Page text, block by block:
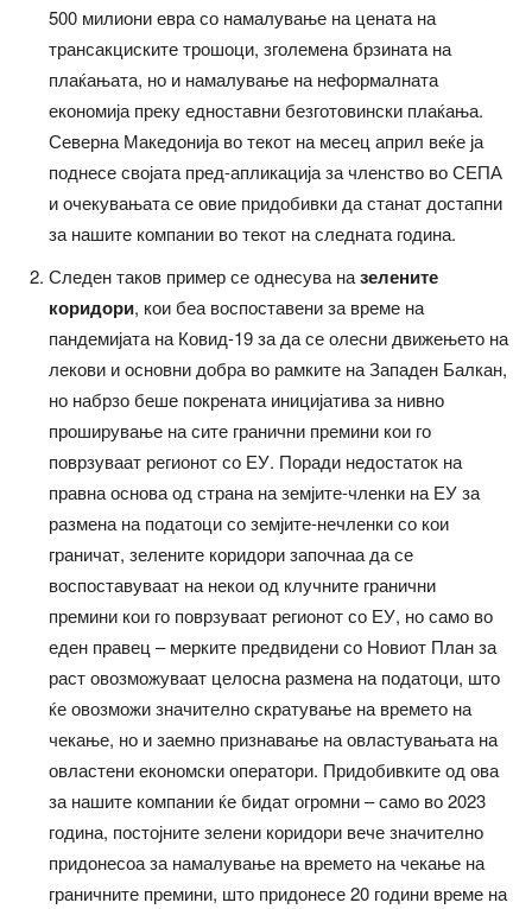
500 милиони евра со намалување на цената на
трансакциските трошоци, зголемена брзината на
плаќањата, но и намалување на неформалната
економија преку едноставни безготовински плаќања.
Северна Македонија во текот на месец април веќе ја
поднесе својата пред-апликација за членство во СЕПА
и очекувањата се овие придобивки да станат достапни
за нашите компании во текот на следната година.
Следен таков пример се однесува назелените
коридори, кои беа воспоставени за време на
пандемијата на Ковид-19 за да се олесни движењето на
лекови и основни добра во рамките на Западен Балкан,
но набрзо беше покрената иницијатива за нивно
проширување на сите гранични премини кои го
поврзуваат регионот со ЕУ. Поради недостаток на
правна основа од страна на земјите-членки на ЕУ за
размена на податоци со земјите-нечленки со кои
граничат, зелените коридори започнаа да се
воспоставуваат на некои од клучните гранични
премини кои го поврзуваат регионот со ЕУ, но само во
еден правец – мерките предвидени со Новиот План за
раст овозможуваат целосна размена на податоци, што
ќе овозможи значително скратување на времето на
чекање, но и заемно признавање на овластувањата на
овластени економски оператори. Придобивките од ова
за нашите компании ќе бидат огромни – само во 2023
година, постојните зелени коридори вече значително
придонесоа за намалување на времето на чекање на
граничните премини, што придонесе 20 години време на